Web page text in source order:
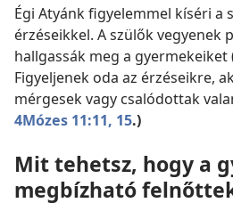
Égi Atyánk figyelemmel kíséri a
érzéseikkel. A szülők vegyenek
hallgassák meg a gyermekeiket
Figyeljenek oda az érzéseikre,
mérgesek vagy csalódottak
4Mózes 11:11, 15.)
Mit tehetsz, hogy a
megbízható